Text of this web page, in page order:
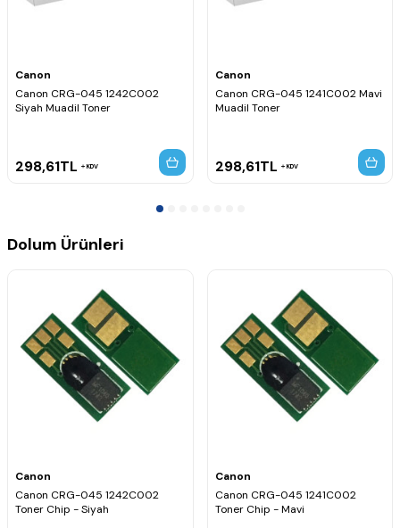
Canon
Canon CRG-045 1242C002
Siyah Muadil Toner
298,61TL KDV
Canon
Canon CRG-045 1241C002 Mavi
Muadil Toner
298,61TL KDV
Dolum Ürünleri
Canon
Canon CRG-045 1242C002
Toner Chip - Siyah
Canon
Canon CRG-045 1241C002
Toner Chip - Mavi